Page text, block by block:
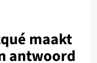
maakt
antwoord